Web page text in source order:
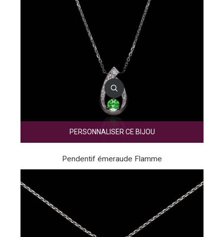
PERSONNALISER CE BIJOU
Pendentif émeraude Flamme